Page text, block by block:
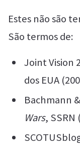
Estes não são
São termos de:
Joint Vision
dos EUA
Bachmann
Wars, SSRN